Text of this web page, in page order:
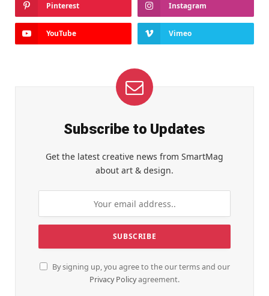
Pinterest Instagram
YouTube Vimeo
Subscribe to Updates
Get the latest creative news from SmartMag
about art & design.
By signing up, you agree to the our terms and our
Privacy Policyagreement.